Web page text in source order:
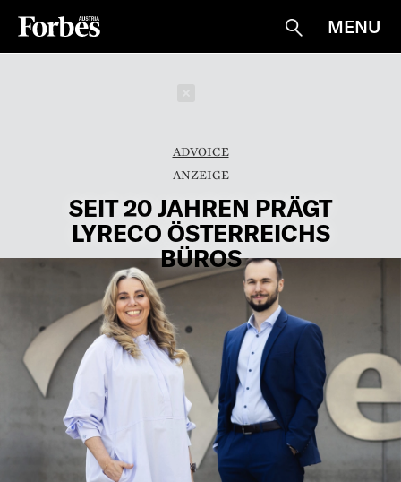
Suche
MENU
ADVOICE
SEIT 20 JAHREN PRÄGT
LYRECO ÖSTERREICHS
BÜROS